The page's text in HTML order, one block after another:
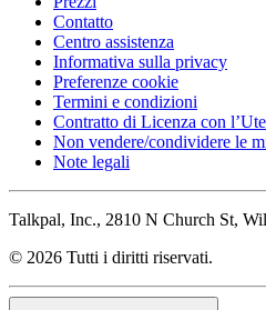
Contatto
Centro assistenza
Informativa sulla privacy
Preferenze cookie
Termini e condizioni
Contratto di Licenza con
Non vendere/condividere le
Note legali
Talkpal, Inc., 2810 N Church St,
© 2026 Tutti i diritti riservati.